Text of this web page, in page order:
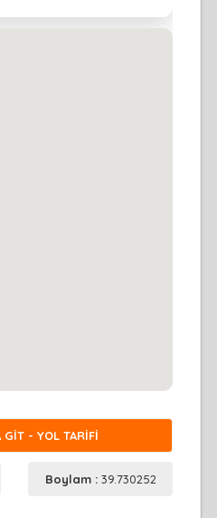
- YOL TARİFİ
Boylam : 39.730252